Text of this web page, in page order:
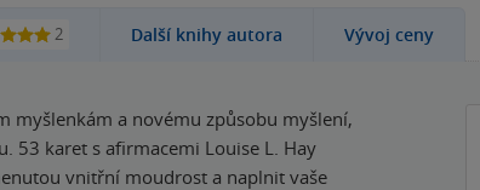
2 Další knihy autora Vývoj ceny
myšlenkám a novému způsobu myšlení,
53 karet s afirmacemi Louise L. Hay
vnitřní moudrost a naplnit vaše